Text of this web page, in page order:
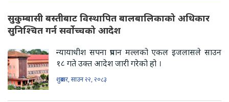
सुकुम्बासी बस्तीबाट विस्थापित बालबालिकाको अधिकार
सुनिश्चित गर्न सर्वोच्चको आदेश
न्यायाधीश सपना प्रधान मल्लको एकल इजलासले साउन
१८ गते उक्त आदेश जारी गरेको हो ।
शुक्रबार, साउन २२, २०८३